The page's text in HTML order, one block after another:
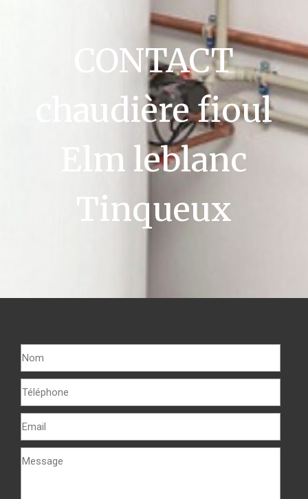
CONTACT
chaudière fioul
Elm leblanc
Tinqueux